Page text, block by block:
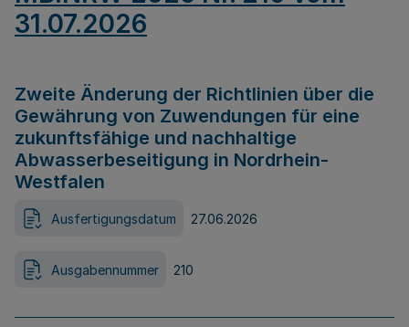
31.07.2026
Zweite Änderung der Richtlinien über die
Gewährung von Zuwendungen für eine
zukunftsfähige und nachhaltige
Abwasserbeseitigung in Nordrhein-
Westfalen
Ausfertigungsdatum 27.06.2026
Ausgabennummer 210